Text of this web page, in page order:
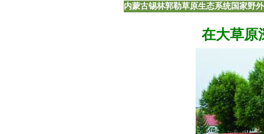
内蒙古锡林郭勒草原生态系统国家野
在大草原